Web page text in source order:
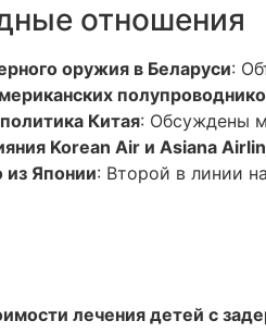
отношения
оружия в Беларуси:
Китая: Обсуждены
Korean Air и Asiana
из Японии: Второй в линии
лечения детей с